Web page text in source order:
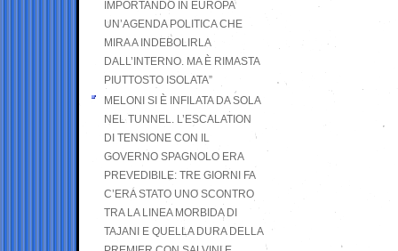
IMPORTANDO IN EUROPA
UN’AGENDA POLITICA CHE
MIRA A INDEBOLIRLA
DALL’INTERNO. MA È RIMASTA
PIUTTOSTO ISOLATA”
MELONI SI È INFILATA DA SOLA
NEL TUNNEL. L’ESCALATION
DI TENSIONE CON IL
GOVERNO SPAGNOLO ERA
PREVEDIBILE: TRE GIORNI FA
C’ERA STATO UNO SCONTRO
TRA LA LINEA MORBIDA DI
TAJANI E QUELLA DURA DELLA